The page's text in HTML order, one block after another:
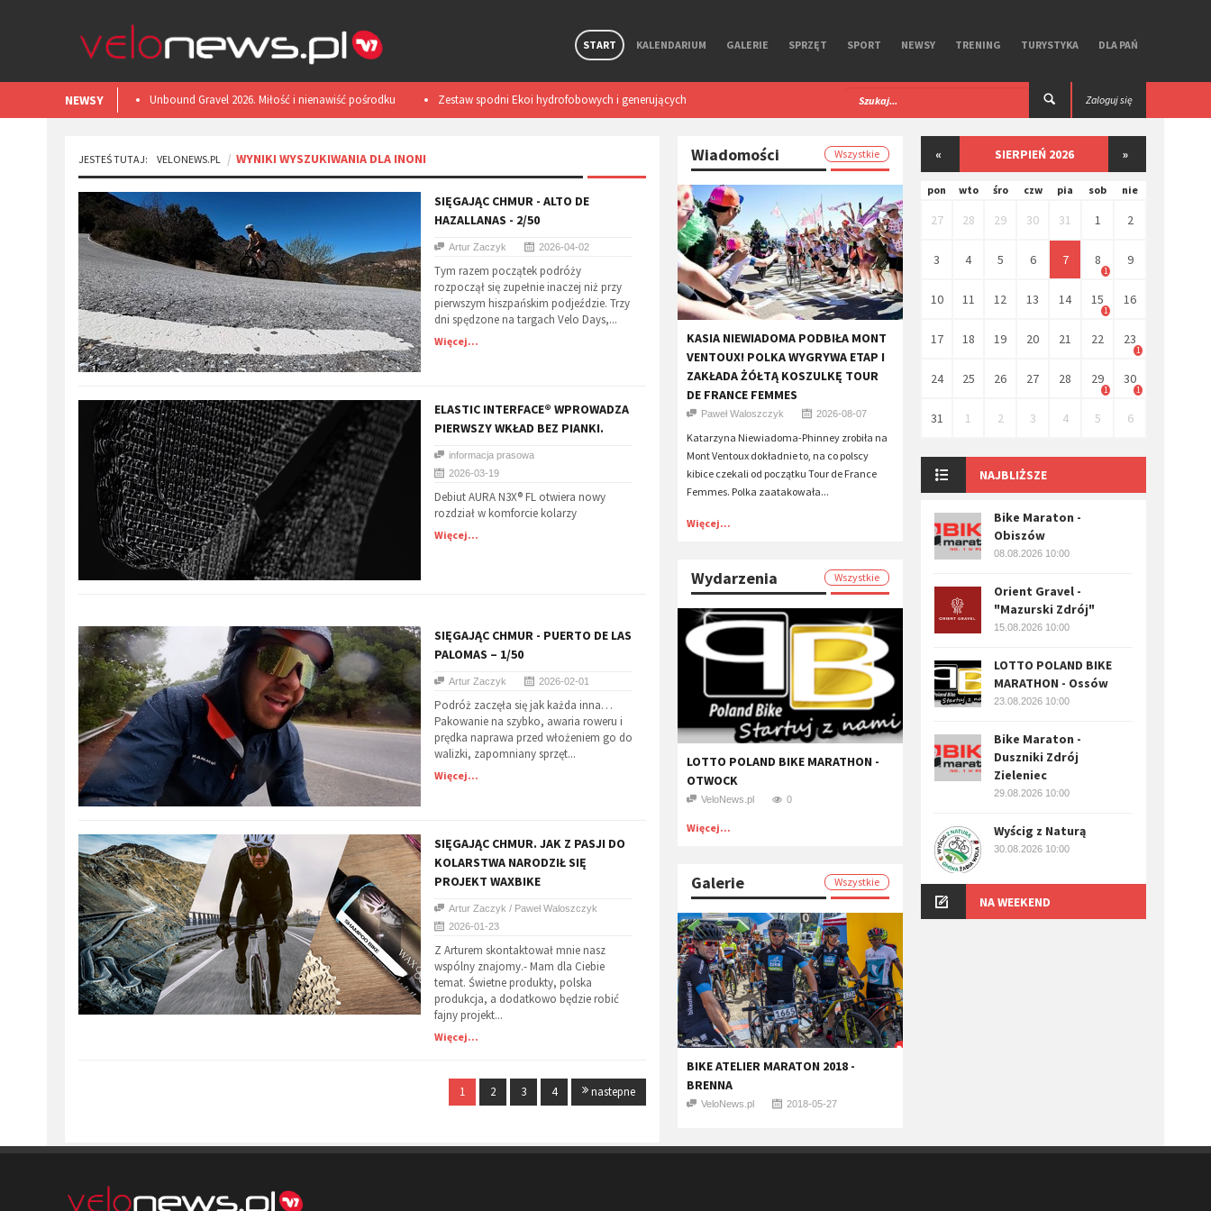
START KALENDARIUM GALERIE SPRZĘT SPORT NEWSY TRENING TURYSTYKA DLA PAŃ
NEWSY
​Unbound Gravel 2026. Miłość i nienawiść pośrodku
Kansas.
Zestaw spodni Ekoi hydrofobowych i generujących
ciepło podczas ruchu. Test
Smart light TL50 iGPSPORT. Test
Premierowy, symbiotyczny zestaw R
Ekoi.
Zaloguj się
JESTEŚ TUTAJ: VELONEWS.PL WYNIKI WYSZUKIWANIA DLA INONI
SIĘGAJĄC CHMUR - ALTO DE
HAZALLANAS - 2/50
Artur Zaczyk 2026-04-02
Tym razem początek podróży
rozpoczął się zupełnie inaczej niż przy
pierwszym hiszpańskim podjeździe. Trzy
dni spędzone na targach Velo Days,...
Więcej...
​ELASTIC INTERFACE® WPROWADZA
PIERWSZY WKŁAD BEZ PIANKI.
informacja prasowa
2026-03-19
Debiut AURA N3X® FL otwiera nowy
rozdział w komforcie kolarzy
Więcej...
​SIĘGAJĄC CHMUR - PUERTO DE LAS
PALOMAS – 1/50
Artur Zaczyk 2026-02-01
Podróż zaczęła się jak każda inna…
Pakowanie na szybko, awaria roweru i
prędka naprawa przed włożeniem go do
walizki, zapomniany sprzęt...
Więcej...
​SIĘGAJĄC CHMUR. JAK Z PASJI DO
KOLARSTWA NARODZIŁ SIĘ
PROJEKT WAXBIKE
Artur Zaczyk / Paweł Waloszczyk
2026-01-23
Z Arturem skontaktował mnie nasz
wspólny znajomy.- Mam dla Ciebie
temat. Świetne produkty, polska
produkcja, a dodatkowo będzie robić
fajny projekt...
Więcej...
1 2 3 4 nastepne
Wiadomości Wszystkie
KASIA NIEWIADOMA PODBIŁA MONT
VENTOUX! POLKA WYGRYWA ETAP I
ZAKŁADA ŻÓŁTĄ KOSZULKĘ TOUR
DE FRANCE FEMMES
Paweł Waloszczyk 2026-08-07
Katarzyna Niewiadoma-Phinney zrobiła na
Mont Ventoux dokładnie to, na co polscy
kibice czekali od początku Tour de France
Femmes. Polka zaatakowała...
Więcej...
Wydarzenia Wszystkie
LOTTO POLAND BIKE MARATHON -
OTWOCK
VeloNews.pl 0
Więcej...
Galerie Wszystkie
BIKE ATELIER MARATON 2018 -
BRENNA
VeloNews.pl 2018-05-27
« SIERPIEŃ 2026 »
pon wto śro czw pia sob nie
27 28 29 30 31 1 2
3 4 5 6 7 8
1
9
10 11 12 13 14 15
1
16
17 18 19 20 21 22 23
1
24 25 26 27 28 29
1
30
1
31 1 2 3 4 5 6
NAJBLIŻSZE
Bike Maraton -
Obiszów
08.08.2026 10:00
Orient Gravel -
"Mazurski Zdrój"
15.08.2026 10:00
LOTTO POLAND BIKE
MARATHON - Ossów
23.08.2026 10:00
Bike Maraton -
Duszniki Zdrój
Zieleniec
29.08.2026 10:00
Wyścig z Naturą
30.08.2026 10:00
NA WEEKEND